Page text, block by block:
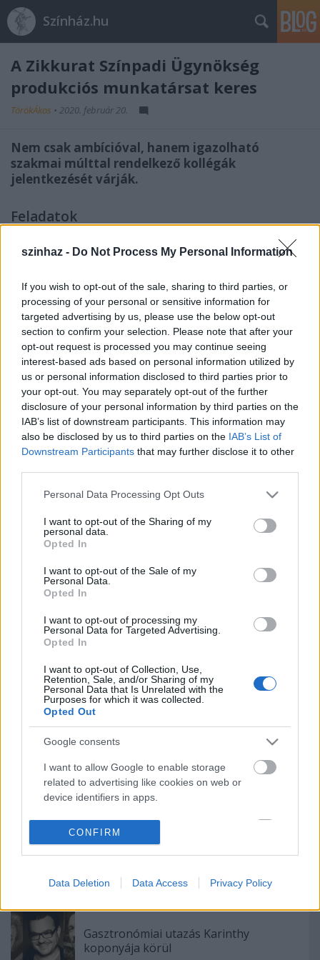
szinhaz - Do Not Process My Personal Information
If you wish to opt-out of the sale, sharing to third parties, or
processing of your personal or sensitive information for
targeted advertising by us, please use the below opt-out
section to confirm your selection. Please note that after your
opt-out request is processed you may continue seeing
interest-based ads based on personal information utilized by
us or personal information disclosed to third parties prior to
your opt-out. You may separately opt-out of the further
disclosure of your personal information by third parties on the
IAB’s list of downstream participants. This information may
also be disclosed by us to third parties on the IAB’s List of
Downstream Participants that may further disclose it to other
Please note that this website/app uses one or more Google
not limited to your visit or usage behaviour. You may click to
grant or deny consent to Google and its third-party tags to
use your data for below specified purposes in below Google
consent section.
Personal Data Processing Opt Outs
I want to opt-out of the Sharing of my
personal data.
Opted In
I want to opt-out of the Sale of my
Personal Data.
Opted In
I want to opt-out of processing my
Personal Data for Targeted Advertising.
Opted In
I want to opt-out of Collection, Use,
Retention, Sale, and/or Sharing of my
Personal Data that Is Unrelated with the
Purposes for which it was collected.
Opted Out
Google consents
I want to allow Google to enable storage
related to advertising like cookies on web or
device identifiers in apps.
I want to allow my user data to be sent to
Google for online advertising purposes.
personalized advertising.
I want to allow Google to enable storage
related to analytics like cookies on web or
device identifiers in apps.
CONFIRM
Data Deletion Data Access Privacy Policy
Színház.hu
A Zikkurat Színpadi Ügynökség
produkciós munkatársat keres
TörökÁkos • 2020. február 20.
Nem csak ambícióval, hanem igazolható
szakmai múlttal rendelkező kollégák
jelentkezését várják.
Feladatok
menedzselése,
munkák irányítása, kézben tartása,
- a producer támogatása a döntéshozatalban,
döntéselőkészítés,
- állandó kapcsolattartás alvállalkozókkal, az egyéb
szakterületek munkatársaival.
A jelentkezés feltétele referencia megadása.
A jelentkezők magyar nyelvű önéletrajzát és
motivációs levelét az info@zikkurat.hue-mail
címre várják.
Címkék: állás
Ajánlott bejegyzések:
Ősszel érkezik az Infinite Dance Festival
Sodró Eliza: "Színészként a katarzist nem
tudjuk garantálni"
A Madách Színház zárt ajtók mellett is
közel 6000 nézőt fogadott júniusban
A jövő évadra kilenc bemutatóval készül a
Gasztronómiai utazás Karinthy
koponyája körül